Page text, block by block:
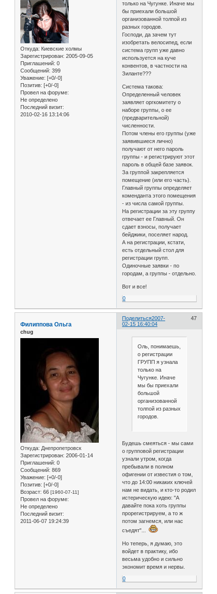
Откуда: Киевские холмы
Зарегистрирован: 2005-09-05
Приглашений: 0
Сообщений: 399
Уважение: [+0/-0]
Позитив: [+0/-0]
Провел на форуме:
Не определено
Последний визит:
2010-02-16 13:14:06
только на Чугунке. Иначе мы
бы приехали большой
организованной толпой из
разных городов.
Господи, да зачем тут
изобретать велосипед, если
система групп уже давно
используется на куче
конвентов, в частности на
Зиланте???
Система такова:
Определенный человек
заявляет оргкомитету о
наборе группы, о ее
(предварительной)
численности.
Потом члены его группы (уже
заявившиеся лично)
получают от него пароль
группы - и регистрируют этот
пароль в общей базе заявок.
За группой закрепляется
помещение (или его часть).
Главный группы определяет
коменданта этого помещения
- из числа самой группы.
На регистрации за эту группу
отвечает ее Главный. Он
сдает взносы, получает
бейджики, поселяет народ.
А на регистрации, кстати,
есть отдельный стол для
регистрации групп.
Одиночные заявки - по
городам, а группы - отдельно.
Вот и все!
0
Поделиться 47
2007-
02-15 16:40:04
Филиппова Ольга
chug
Откуда: Днепропетровск
Зарегистрирован: 2006-01-14
Приглашений: 0
Сообщений: 869
Уважение: [+0/-0]
Позитив: [+0/-0]
Возраст: 66 [1960-07-11]
Провел на форуме:
Не определено
Последний визит:
2011-06-07 19:24:39
Оль, понимаешь,
о регистрации
ГРУПП я узнала
только на
Чугунке. Иначе
мы бы приехали
большой
организованной
толпой из разных
городов.
Будешь смеяться - мы сами
о групповой регистрации
узнали утром, когда
пребывали в полном
офигении от известия о том,
что до 14:00 никаких ключей
нам не видать, и кто-то родил
истерическую идею: "А
давайте пока хоть группы
прорегистрируем, а то ж
потом загнемся, или нас
съедят"...
Но теперь, я думаю, это
войдет в практику, ибо
весьма удобно и сильно
экономит время и нервы.
0